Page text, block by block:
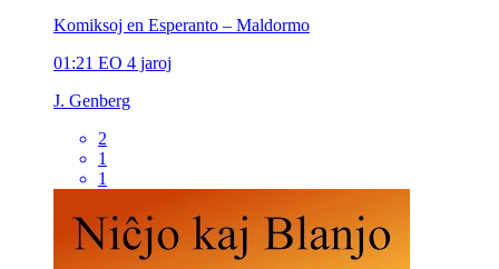
Komiksoj en Esperanto – Maldormo
01:21 EO 4 jaroj
J. Genberg
2
1
1